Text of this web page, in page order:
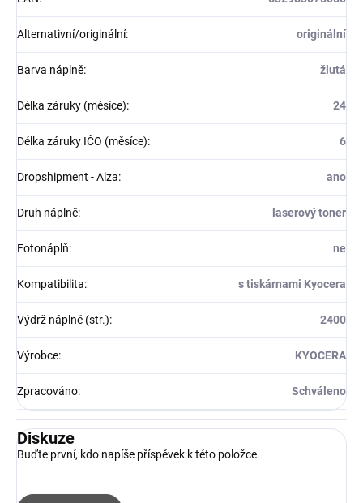
Alternativní/originální: originální
Barva náplně: žlutá
Délka záruky (měsíce): 24
Délka záruky IČO (měsíce): 6
Dropshipment - Alza: ano
Druh náplně: laserový toner
Fotonáplň: ne
Kompatibilita: s tiskárnami Kyocera
Výdrž náplně (str.): 2400
Výrobce: KYOCERA
Zpracováno: Schváleno
Diskuze
Buďte první, kdo napíše příspěvek k této položce.